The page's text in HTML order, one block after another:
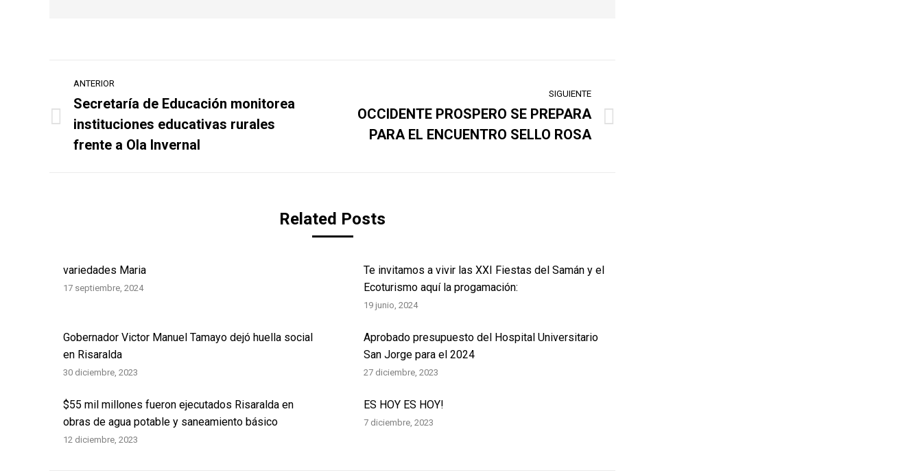
Navegación
entre
publicaciones
ANTERIOR
Publicación
anterior:
Secretaría de Educación monitorea
instituciones educativas rurales
frente a Ola Invernal
SIGUIENTE
siguiente:
OCCIDENTE PROSPERO SE PREPARA
PARA EL ENCUENTRO SELLO ROSA
Related Posts
variedades Maria
17 septiembre, 2024
Te invitamos a vivir las XXI Fiestas del Samán y el
Ecoturismo aquí la progamación:
19 junio, 2024
Gobernador Victor Manuel Tamayo dejó huella social
en Risaralda
30 diciembre, 2023
Aprobado presupuesto del Hospital Universitario
San Jorge para el 2024
27 diciembre, 2023
$55 mil millones fueron ejecutados Risaralda en
obras de agua potable y saneamiento básico
12 diciembre, 2023
ES HOY ES HOY!
7 diciembre, 2023